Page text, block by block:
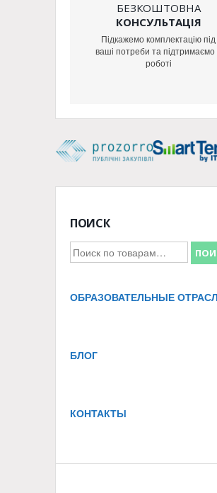
БЕЗКОШТОВНА
КОНСУЛЬТАЦІЯ
Підкажемо комплектацію під
ваші потреби та підтримаємо
роботі
ПОИСК
Искать:
ОБРАЗОВАТЕЛЬНЫЕ
БЛОГ
КОНТАКТЫ